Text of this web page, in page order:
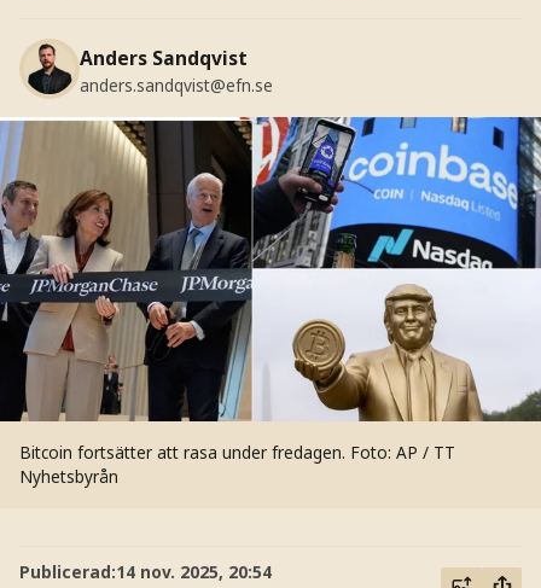
Anders Sandqvist
anders.sandqvist@efn.se
Bitcoin fortsätter att rasa under fredagen. Foto: AP / TT
Nyhetsbyrån
Publicerad:14 nov. 2025, 20:54